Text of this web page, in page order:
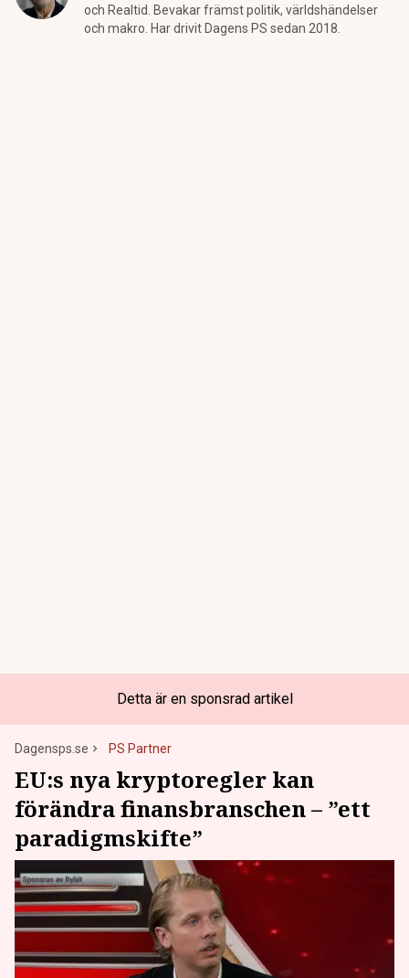
och Realtid. Bevakar främst politik, världshändelser
och makro. Har drivit Dagens PS sedan 2018.
Detta är en sponsrad artikel
Dagensps.se PS Partner
EU:s nya kryptoregler kan
förändra finansbranschen – ”ett
paradigmskifte”